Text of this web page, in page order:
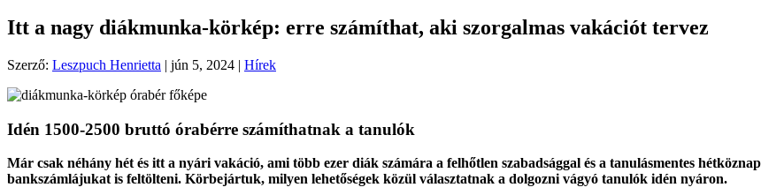
Itt a nagy diákmunka-körkép: erre számíthat, aki szorgalmas vakációt tervez
Szerző: Leszpuch Henrietta | jún 5, 2024 | Hírek
Idén 1500-2500 bruttó órabérre számíthatnak a tanulók
Már csak néhány hét és itt a nyári vakáció, ami több ezer diák számára a felhőtlen szabadsággal és a tanulásmentes
bankszámlájukat is feltölteni. Körbejártuk, milyen lehetőségek közül választatnak a dolgozni vágyó tanulók idén nyáron.